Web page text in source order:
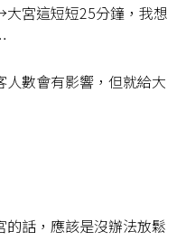
宮這短短25分鐘，我想
數會有影響，但就給大
話，應該是沒辦法放鬆